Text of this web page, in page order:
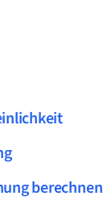
berechnen